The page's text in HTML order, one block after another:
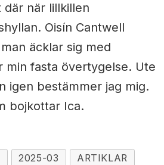
där när lillkillen
Oisín Cantwell
äcklar sig med
min fasta övertygelse. Ute
igen bestämmer jag mig.
bojkottar Ica.
2025-03 ARTIKLAR